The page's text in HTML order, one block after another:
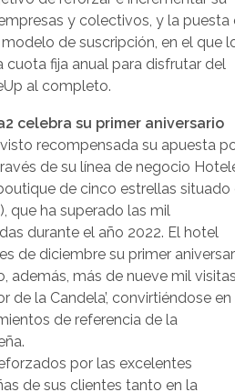
y colectivos, y la puesta
de suscripción, en el que
cuota fija anual para disfrutar del
al completo.
celebra su primer aniversario
recompensada su apuesta
de su línea de negocio
de cinco estrellas situado
que ha superado las mil
durante el año 2022. El hotel
de diciembre su primer
además, más de nueve mil
de la Candela’, convirtiéndose en
de referencia de la
por las excelentes
de sus clientes tanto en la